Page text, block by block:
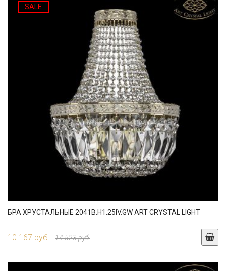
SALE
БРА ХРУСТАЛЬНЫЕ 2041B.H1.25IV.GW ART CRYSTAL LIGHT
10 167 руб. 14 523 руб.